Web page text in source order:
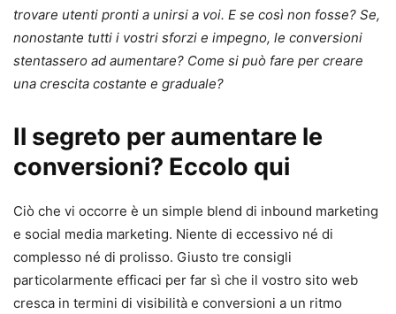
trovare utenti pronti a unirsi a voi. E se così non fosse? Se,
nonostante tutti i vostri sforzi e impegno, le conversioni
stentassero ad aumentare? Come si può fare per creare
una crescita costante e graduale?
Il segreto per aumentare le
conversioni? Eccolo qui
Ciò che vi occorre è un simple blend di inbound marketing
e social media marketing. Niente di eccessivo né di
complesso né di prolisso. Giusto tre consigli
particolarmente efficaci per far sì che il vostro sito web
cresca in termini di visibilità e conversioni a un ritmo